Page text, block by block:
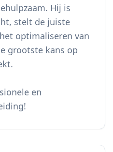
Hij is
stelt de juiste
optimaliseren van
grootste kans op
en